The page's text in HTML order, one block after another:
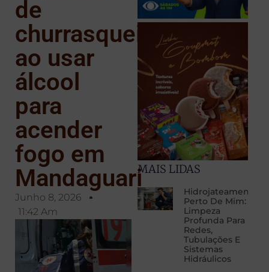
de
churrasqueira
ao usar
álcool
para
acender
fogo em
Mandaguari
Junho 8, 2026
11:42 Am
MAIS LIDAS
Hidrojateamento
Perto De Mim:
Limpeza
Profunda Para
Redes,
Tubulações E
Sistemas
Hidráulicos